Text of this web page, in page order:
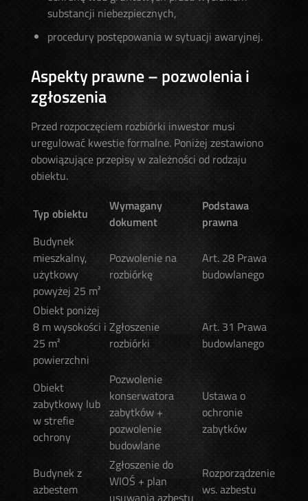
substancji niebezpiecznych,
procedury postępowania w sytuacji awaryjnej.
Aspekty prawne – pozwolenia i
zgłoszenia
Przed rozpoczęciem rozbiórki inwestor musi
uregulować kwestie formalne. Poniżej zestawiono
obowiązujące przepisy w zależności od rodzaju
obiektu.
Typ obiektu
Wymagany
dokument
Podstawa
prawna
Budynek
mieszkalny,
użytkowy
powyżej 25 m²
Pozwolenie na
rozbiórkę
Art. 28 Prawa
budowlanego
Obiekt poniżej
8 m wysokości i
25 m²
powierzchni
Zgłoszenie
rozbiórki
Art. 31 Prawa
budowlanego
Obiekt
zabytkowy lub
w strefie
ochrony
Pozwolenie
konserwatora
zabytków +
pozwolenie
budowlane
Ustawa o
ochronie
zabytków
Budynek z
azbestem
Zgłoszenie do
WIOŚ + plan
usuwania azbestu
Rozporządzenie
ws. azbestu